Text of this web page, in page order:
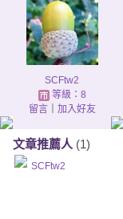
SCFtw2
等級：8
留言｜ 加入好友
文章推薦人 (1)
SCFtw2